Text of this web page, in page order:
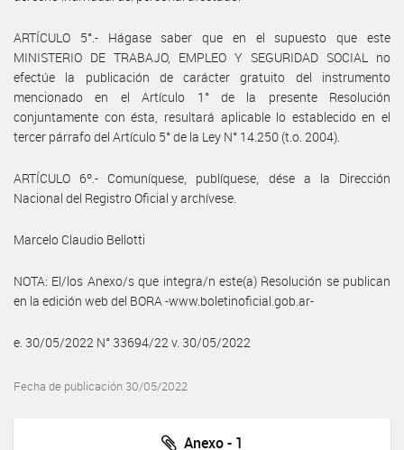
ARTÍCULO 5°.- Hágase saber que en el supuesto que este
MINISTERIO DE TRABAJO, EMPLEO Y SEGURIDAD SOCIAL no
efectúe la publicación de carácter gratuito del instrumento
mencionado en el Artículo 1° de la presente Resolución
conjuntamente con ésta, resultará aplicable lo establecido en el
tercer párrafo del Artículo 5° de la Ley N° 14.250 (t.o. 2004).
ARTÍCULO 6º.- Comuníquese, publíquese, dése a la Dirección
Nacional del Registro Oficial y archívese.
Marcelo Claudio Bellotti
NOTA: El/los Anexo/s que integra/n este(a) Resolución se publican
en la edición web del BORA -www.boletinoficial.gob.ar-
e. 30/05/2022 N° 33694/22 v. 30/05/2022
Fecha de publicación 30/05/2022
Anexo - 1